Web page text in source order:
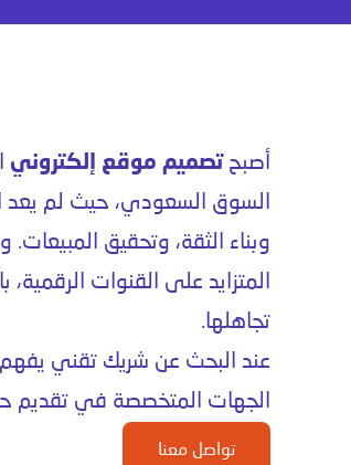
أصبحتصميم موقع إلكتروني
السوق السعودي، حيث لم يعد
وبناء الثقة، وتحقيق
المتزايد على القنوات الرقمية،
تجاهلها.
عند البحث عن شريك تقني يفهم
الجهات المتخصصة في تقديم
تواصل معنا